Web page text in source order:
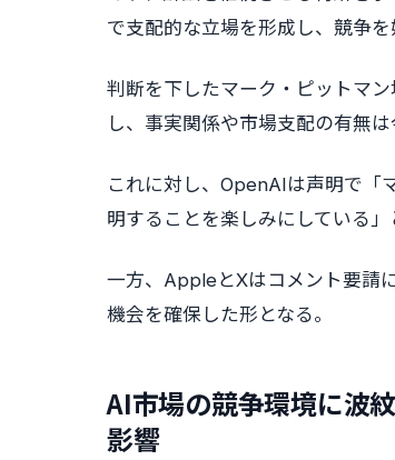
で支配的な立場を形成し、競争を
判断を下したマーク・ピットマ
し、事実関係や市場支配の有無
これに対し、OpenAIは声明で「
明することを楽しみにしている」
一方、AppleとXはコメント要請
機会を確保した形となる。
AI市場の競争環境に波
影響